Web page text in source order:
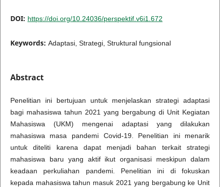
DOI: https://doi.org/10.24036/perspektif.v6i1.672
Keywords: Adaptasi, Strategi, Struktural fungsional
Abstract
Penelitian ini bertujuan untuk menjelaskan strategi adaptasi
bagi mahasiswa tahun 2021 yang bergabung di Unit Kegiatan
Mahasiswa (UKM) mengenai adaptasi yang dilakukan
mahasiswa masa pandemi Covid-19. Penelitian ini menarik
untuk diteliti karena dapat menjadi bahan terkait strategi
mahasiswa baru yang aktif ikut organisasi meskipun dalam
keadaan perkuliahan pandemi. Penelitian ini di fokuskan
kepada mahasiswa tahun masuk 2021 yang bergabung ke Unit